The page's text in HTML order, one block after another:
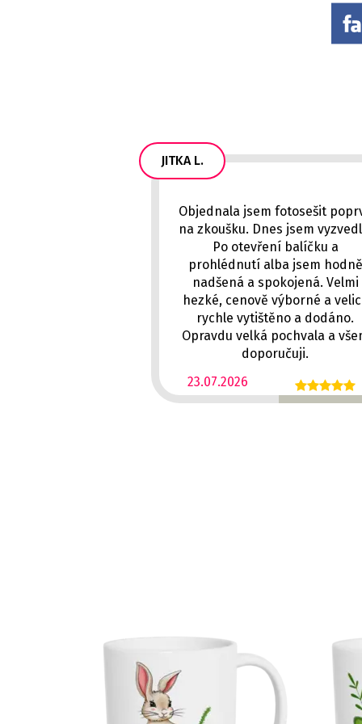
JITKA L.
23.07.2026
Objednala jsem fotosešit
na zkoušku. Dnes jsem
Po otevření balíčku a
prohlédnutí alba jsem hodně
nadšená a spokojená. Velmi
hezké, cenově výborné a
rychle vytištěno a dodáno.
Opravdu velká pochvala a
doporučuji.